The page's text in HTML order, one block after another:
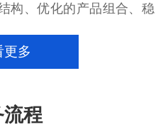
构、优化的产品组合、稳
售团队，致力于以专注的
体系和技术团队，配合用
提供更好的产品和服务。
更多
流程